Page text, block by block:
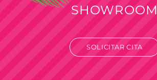
SHOWROOM
SOLICITAR CITA